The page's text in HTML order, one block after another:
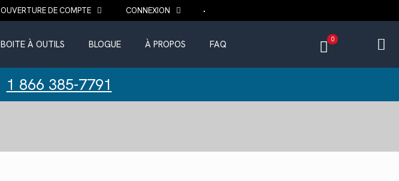
OUVERTURE DE COMPTE CONNEXION
BOITE À OUTILS BLOGUE À PROPOS FAQ 0
1 866 385-7791